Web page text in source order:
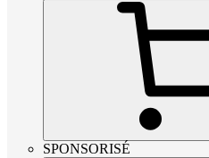
SPONSORISÉ